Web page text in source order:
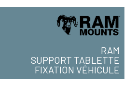
RAM
SUPPORT TABLETTE
FIXATION VÉHICULE